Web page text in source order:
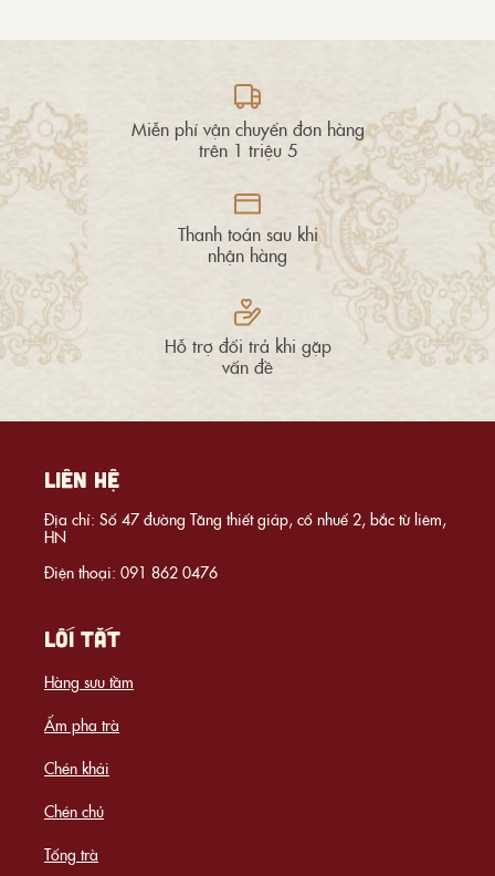
Miễn phí vận chuyển đơn hàng
trên 1 triệu 5
Thanh toán sau khi
nhận hàng
Hỗ trợ đổi trả khi gặp
vấn đề
LIÊN HỆ
Địa chỉ: Số 47 đường Tăng thiết giáp, cổ nhuế 2, bắc từ liêm,
HN
Điện thoại: 091 862 0476
LỐI TẮT
Hàng sưu tầm
Ấm pha trà
Chén khải
Chén chủ
Tống trà